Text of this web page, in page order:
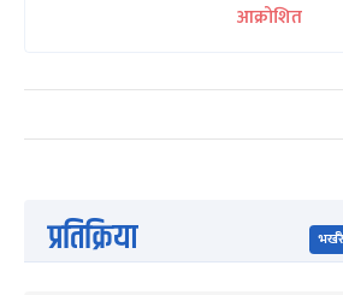
आक्रोशित
प्रतिक्रिया भर्खरै